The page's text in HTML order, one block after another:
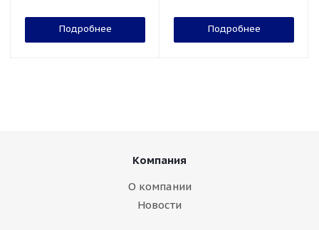
Подробнее Подробнее
Компания
О компании
Новости